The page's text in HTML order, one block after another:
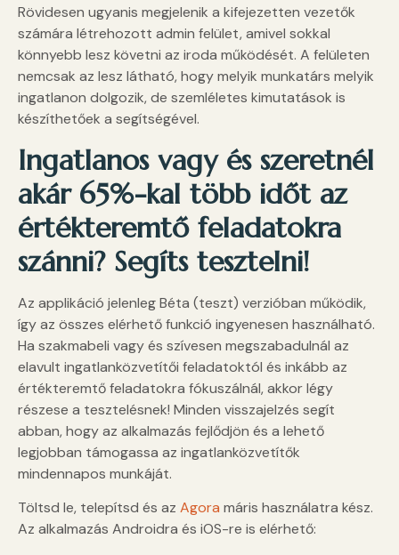
Rövidesen ugyanis megjelenik a kifejezetten vezetők
számára létrehozott admin felület, amivel sokkal
könnyebb lesz követni az iroda működését. A felületen
nemcsak az lesz látható, hogy melyik munkatárs melyik
ingatlanon dolgozik, de szemléletes kimutatások is
készíthetőek a segítségével.
Ingatlanos vagy és szeretnél
akár 65%-kal több időt az
értékteremtő feladatokra
szánni? Segíts tesztelni!
Az applikáció jelenleg Béta (teszt) verzióban működik,
így az összes elérhető funkció ingyenesen használható.
Ha szakmabeli vagy és szívesen megszabadulnál az
elavult ingatlanközvetítői feladatoktól és inkább az
értékteremtő feladatokra fókuszálnál, akkor légy
részese a tesztelésnek! Minden visszajelzés segít
abban, hogy az alkalmazás fejlődjön és a lehető
legjobban támogassa az ingatlanközvetítők
mindennapos munkáját.
Töltsd le, telepítsd és az Agora máris használatra kész.
Az alkalmazás Androidra és iOS-re is elérhető: